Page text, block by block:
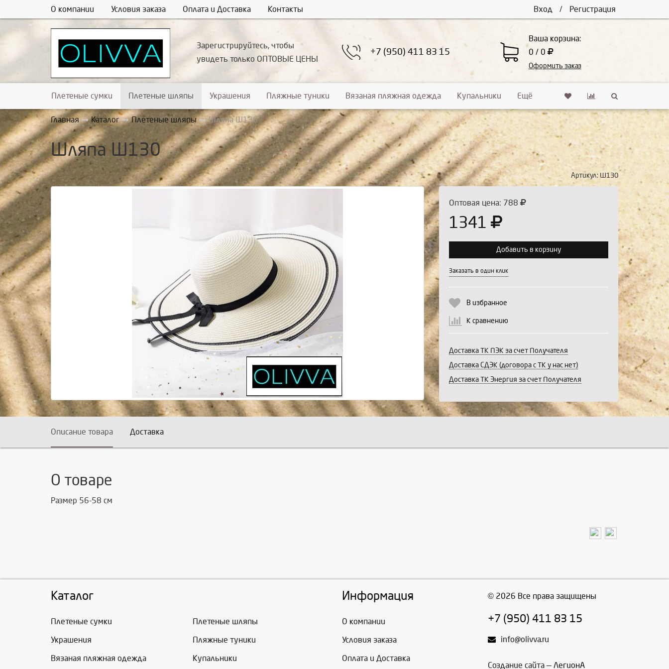
О компании Условия заказа Оплата и Доставка Контакты Вход / Регистрация
Зарегистрируйтесь, чтобы
увидеть только ОПТОВЫЕ ЦЕНЫ
+7 (950) 411 83 15
Ваша корзина:
0 / 0
Оформить заказ
Плетеные сумки Плетеные шляпы Украшения Пляжные туники Вязаная пляжная одежда Купальники Ещё
Главная Каталог Плетеные шляпы Шляпа Ш130
Шляпа Ш130
Артикул: Ш130
Оптовая цена: 788
1341
Выберите количество:
Добавить в корзину
Заказать в один клик
В избранное
К сравнению
Доставка ТК ПЭК за счет Получателя
Доставка СДЭК (договора с ТК у нас нет)
Доставка ТК Энергия за счет Получателя
Описание товара Доставка
О товаре
Размер 56-58 см
Каталог
Плетеные сумки Плетеные шляпы
Украшения Пляжные туники
Вязаная пляжная одежда Купальники
Информация
О компании
Условия заказа
Оплата и Доставка
© 2026 Все права защищены
+7 (950) 411 83 15
info@olivva.ru
Создание сайта— ЛегионА